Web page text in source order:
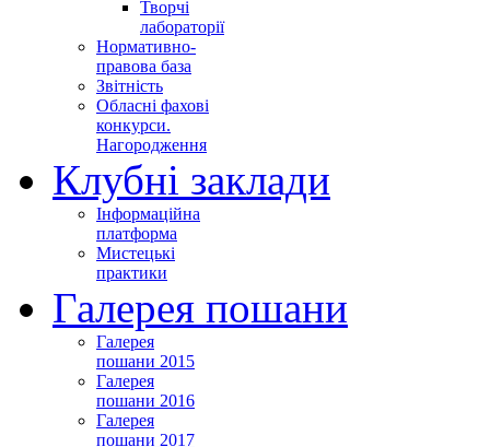
Творчі
лабораторії
Нормативно-
правова база
Звітність
Обласні фахові
конкурси.
Нагородження
Клубні заклади
Інформаційна
платформа
Мистецькі
практики
Галерея пошани
Галерея
пошани 2015
Галерея
пошани 2016
Галерея
пошани 2017